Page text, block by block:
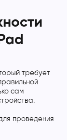
требует
сам
проведения